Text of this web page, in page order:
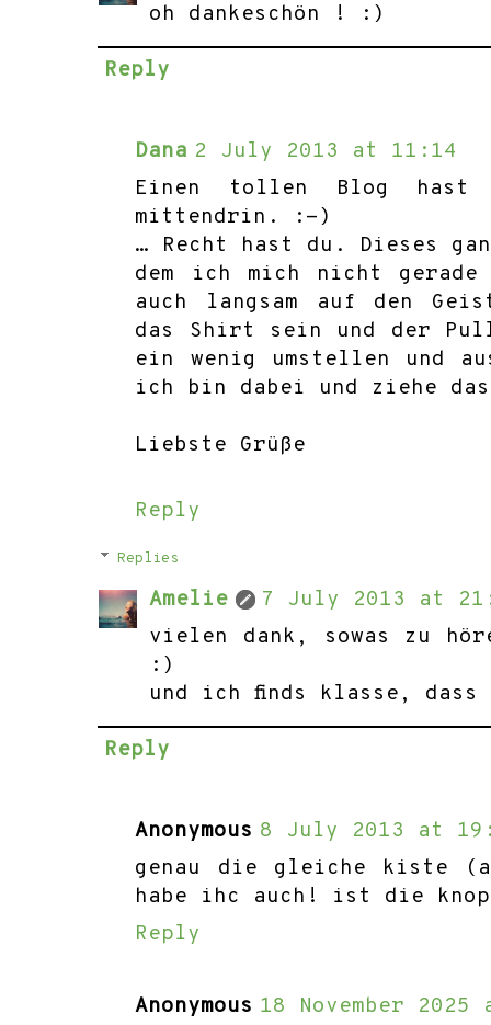
oh dankeschön ! :)
Reply
Dana 2 July 2013 at 11:14
Einen tollen Blog
mittendrin. :-)
… Recht hast du. Dieses
dem ich mich nicht gerade
auch langsam auf den
das Shirt sein und der
ein wenig umstellen und
ich bin dabei und ziehe
Liebste Grüße
Reply
Replies
Amelie
7 July 2013 at
vielen dank, sowas zu
:)
und ich finds klasse, dass
Reply
Anonymous 8 July 2013 at
genau die gleiche kiste
habe ihc auch! ist die
Reply
Anonymous 18 November